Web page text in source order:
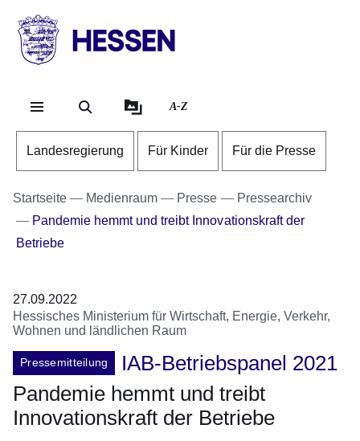
HESSEN
Landesregierung
A-Z
Landesregierung Für Kinder Für die Presse
Startseite Medienraum Presse
Pressearchiv
Pandemie hemmt und treibt Innovationskraft der
Betriebe
27.09.2022
Hessisches Ministerium für Wirtschaft, Energie, Verkehr,
Wohnen und ländlichen Raum
Pressemitteilung
IAB-Betriebspanel 2021
Pandemie hemmt und treibt
Innovationskraft der Betriebe